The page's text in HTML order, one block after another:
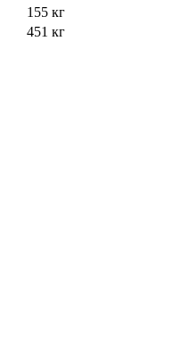
155 кг
451 кг